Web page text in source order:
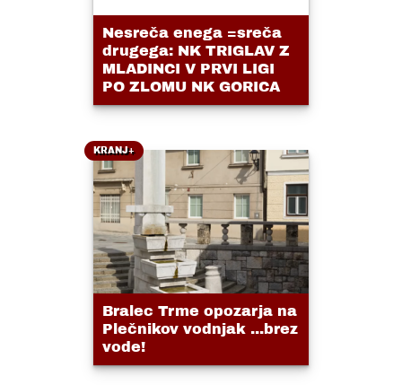
Nesreča enega =sreča
drugega: NK TRIGLAV Z
MLADINCI V PRVI LIGI
PO ZLOMU NK GORICA
KRANJ+
Bralec Trme opozarja na
Plečnikov vodnjak ...brez
vode!